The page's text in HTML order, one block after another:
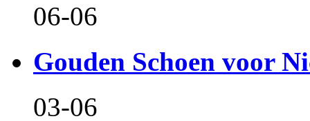
06-06
Gouden Schoen voor
03-06